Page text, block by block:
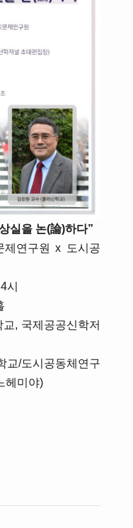
실을 논(論)하다”
제연구원 x 도시공
시
, 국제공공신학저
교/도시공동체연구
헤미야)